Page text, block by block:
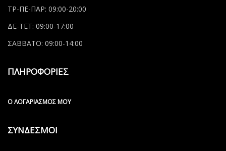
ΤΡ-ΠΕ-ΠΑΡ: 09:00-20:00
ΔΕ-ΤΕΤ: 09:00-17:00
ΣΑΒΒΑΤΟ: 09:00-14:00
ΠΛΗΡΟΦΟΡΙΕΣ
Ο ΛΟΓΑΡΙΑΣΜΌΣ ΜΟΥ
ΣΥΝΔΕΣΜΟΙ